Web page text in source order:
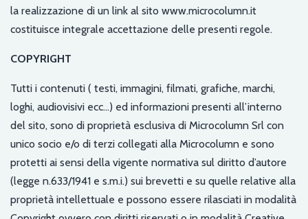
la realizzazione di un link al sito www.microcolumn.it
costituisce integrale accettazione delle presenti regole.
COPYRIGHT
Tutti i contenuti ( testi, immagini, filmati, grafiche, marchi,
loghi, audiovisivi ecc…) ed informazioni presenti all’interno
del sito, sono di proprietà esclusiva di Microcolumn Srl con
unico socio e/o di terzi collegati alla Microcolumn e sono
protetti ai sensi della vigente normativa sul diritto d’autore
(legge n.633/1941 e s.m.i.) sui brevetti e su quelle relative alla
proprietà intellettuale e possono essere rilasciati in modalità